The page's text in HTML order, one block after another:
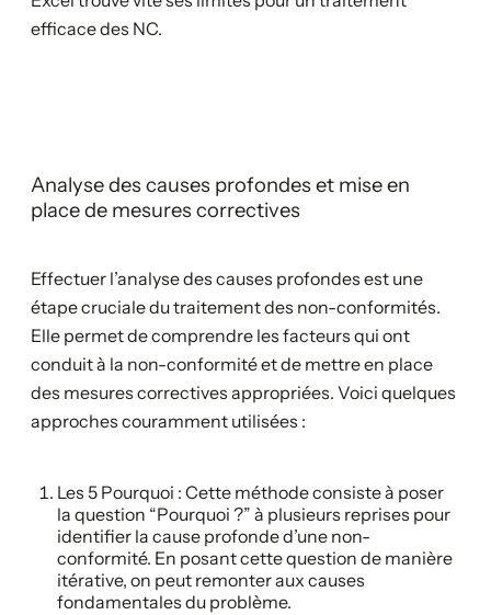
efficace des NC.
Analyse des causes profondes et mise en
place de mesures correctives
Effectuer l’analyse des causes profondes est une
étape cruciale du traitement des non-conformités.
Elle permet de comprendre les facteurs qui ont
conduit à la non-conformité et de mettre en place
des mesures correctives appropriées. Voici quelques
approches couramment utilisées :
Les 5 Pourquoi : Cette méthode consiste à poser
la question “Pourquoi ?” à plusieurs reprises pour
identifier la cause profonde d’une non-
conformité. En posant cette question de manière
itérative, on peut remonter aux causes
fondamentales du problème.